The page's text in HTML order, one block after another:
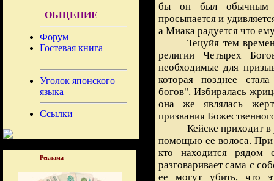
ОБЩЕНИЕ
Форум
Гостевая книга
Уголок японского
языка
Ссылки
Реклама
бы он был обычным
просыпается и
а Миака радуется что
Тецуйя тем
религии Четырех
необходимые для
которая позднее
богов". Избиралась
она же являлась
призвания
Кейске приходит
помощью ее волоса.
кто находится
разговаривает сама с
ее могут убить, что